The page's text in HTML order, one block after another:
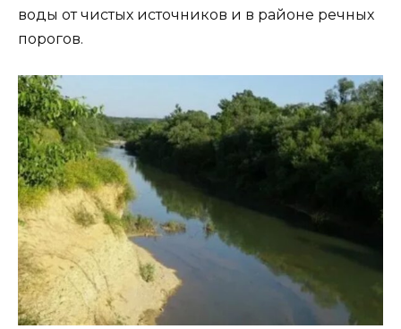
воды от чистых источников и в районе речных
порогов.